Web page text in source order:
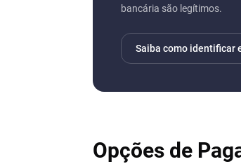
bancária são legítimos.
Saiba como identificar
Opções de